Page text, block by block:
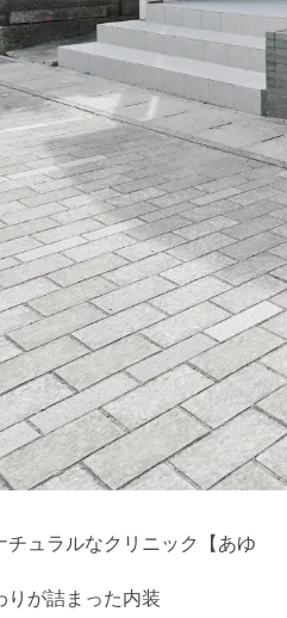
ュラルなクリニック【あゆ
が詰まった内装